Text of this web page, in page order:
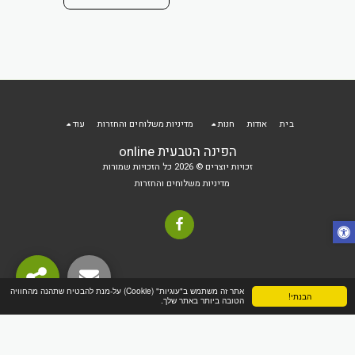
הבנתי!
אתר זה משתמש ב"עוגיות" (Cookie) על-מנת להבטיח שתהנה מהחוויה
הטובה ביותר באתר שלך.
הפינה הטבעית online
זכויות יוצרים © 2026 כל הזכויות שמורות
מדיניות משלוחים והחזרות
בית אודות חנות מדיניות משלוחים והחזרות עוד